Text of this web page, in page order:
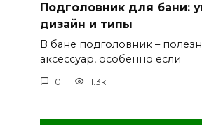
Подголовник для бани:
дизайн и типы
В бане подголовник –
аксессуар, особенно если
0 1.3к.